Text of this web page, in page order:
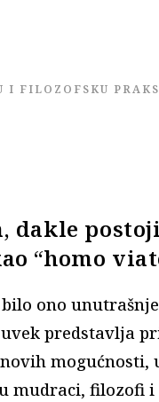
I FILOZOFSKU
dakle
“homo
ono
predstavlja
mogućnosti,
mudraci, filozofi